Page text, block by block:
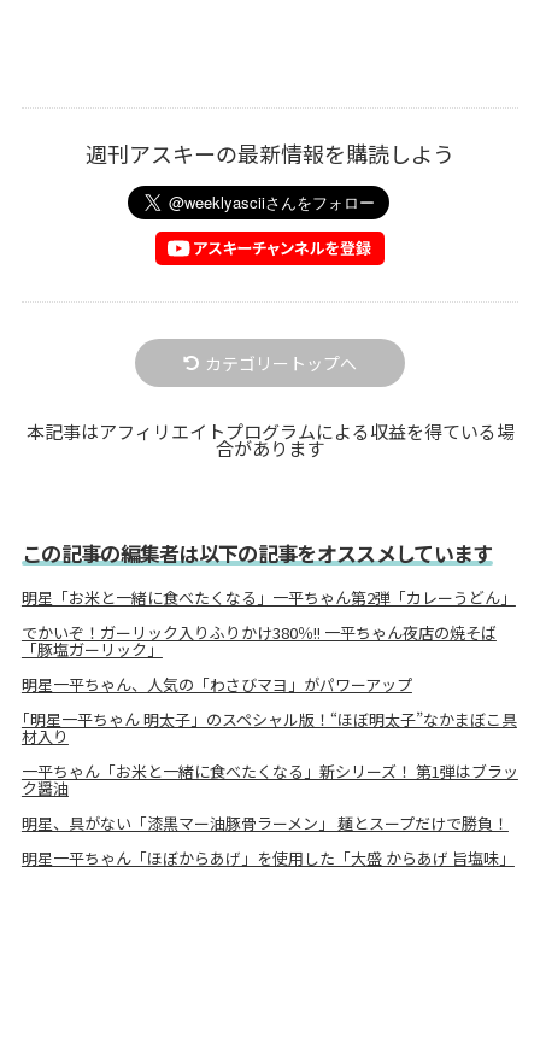
週刊アスキーの最新情報を購読しよう
カテゴリートップへ
本記事はアフィリエイトプログラムによる収益を得ている場
合があります
この記事の編集者は以下の記事をオススメしています
明星「お米と一緒に食べたくなる」一平ちゃん第2弾「カレーうどん」
でかいぞ！ガーリック入りふりかけ380％!! 一平ちゃん夜店の焼そば
「豚塩ガーリック」
明星一平ちゃん、人気の「わさびマヨ」がパワーアップ
｢明星一平ちゃん 明太子」のスペシャル版！“ほぼ明太子”なかまぼこ具
材入り
一平ちゃん「お米と一緒に食べたくなる」新シリーズ！ 第1弾はブラッ
ク醤油
明星、具がない「漆黒マー油豚骨ラーメン」 麺とスープだけで勝負！
明星一平ちゃん「ほぼからあげ」を使用した「大盛 からあげ 旨塩味」